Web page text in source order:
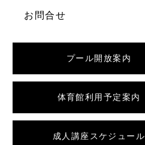
お問合せ
プール開放案内
体育館利用予定案内
成人講座スケジュール